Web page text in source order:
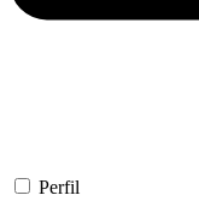
Perfil